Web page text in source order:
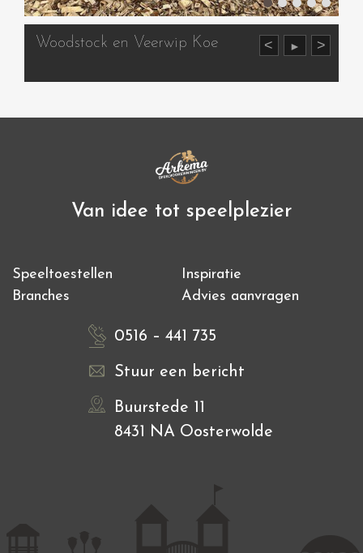
< ► >
Woodstock en Veerwip Koe
Van idee tot speelplezier
Speeltoestellen
Inspiratie
Branches
Advies aanvragen
0516 – 441 735
Stuur een bericht
Buurstede 11
8431 NA Oosterwolde